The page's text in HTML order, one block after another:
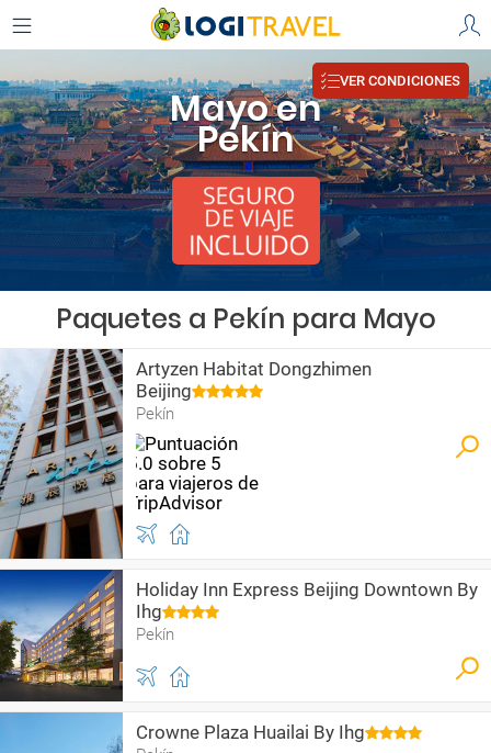
Mayo en
Pekín
VER CONDICIONES
Paquetes a Pekín para Mayo
Artyzen Habitat Dongzhimen
Beijing
Pekín
Holiday Inn Express Beijing Downtown By
Ihg
Pekín
Crowne Plaza Huailai By Ihg